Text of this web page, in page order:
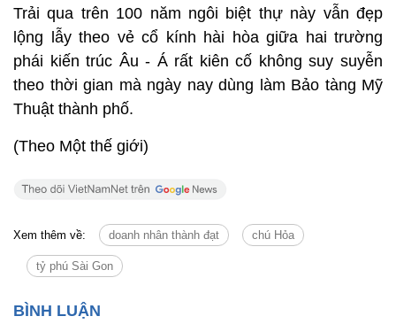
Trải qua trên 100 năm ngôi biệt thự này vẫn đẹp
lộng lẫy theo vẻ cổ kính hài hòa giữa hai trường
phái kiến trúc Âu - Á rất kiên cố không suy suyễn
theo thời gian mà ngày nay dùng làm Bảo tàng Mỹ
Thuật thành phố.
(Theo Một thế giới)
Xem thêm về: doanh nhân thành đạt chú Hỏa
tỷ phú Sài Gon